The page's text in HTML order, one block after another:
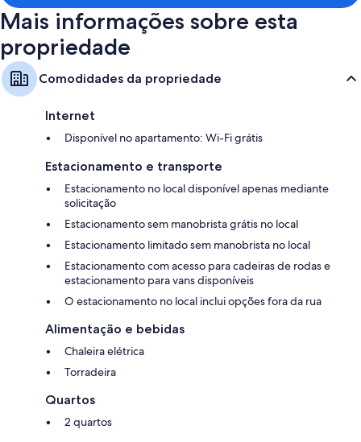
Guarda-roupa ou closet e chaleiras elétricas
Mais informações sobre esta
propriedade
Comodidades da propriedade
Internet
Disponível no apartamento: Wi-Fi grátis
Estacionamento e transporte
Estacionamento no local disponível apenas mediante
solicitação
Estacionamento sem manobrista grátis no local
Estacionamento limitado sem manobrista no local
Estacionamento com acesso para cadeiras de rodas e
estacionamento para vans disponíveis
O estacionamento no local inclui opções fora da rua
Alimentação e bebidas
Chaleira elétrica
Torradeira
Quartos
2 quartos